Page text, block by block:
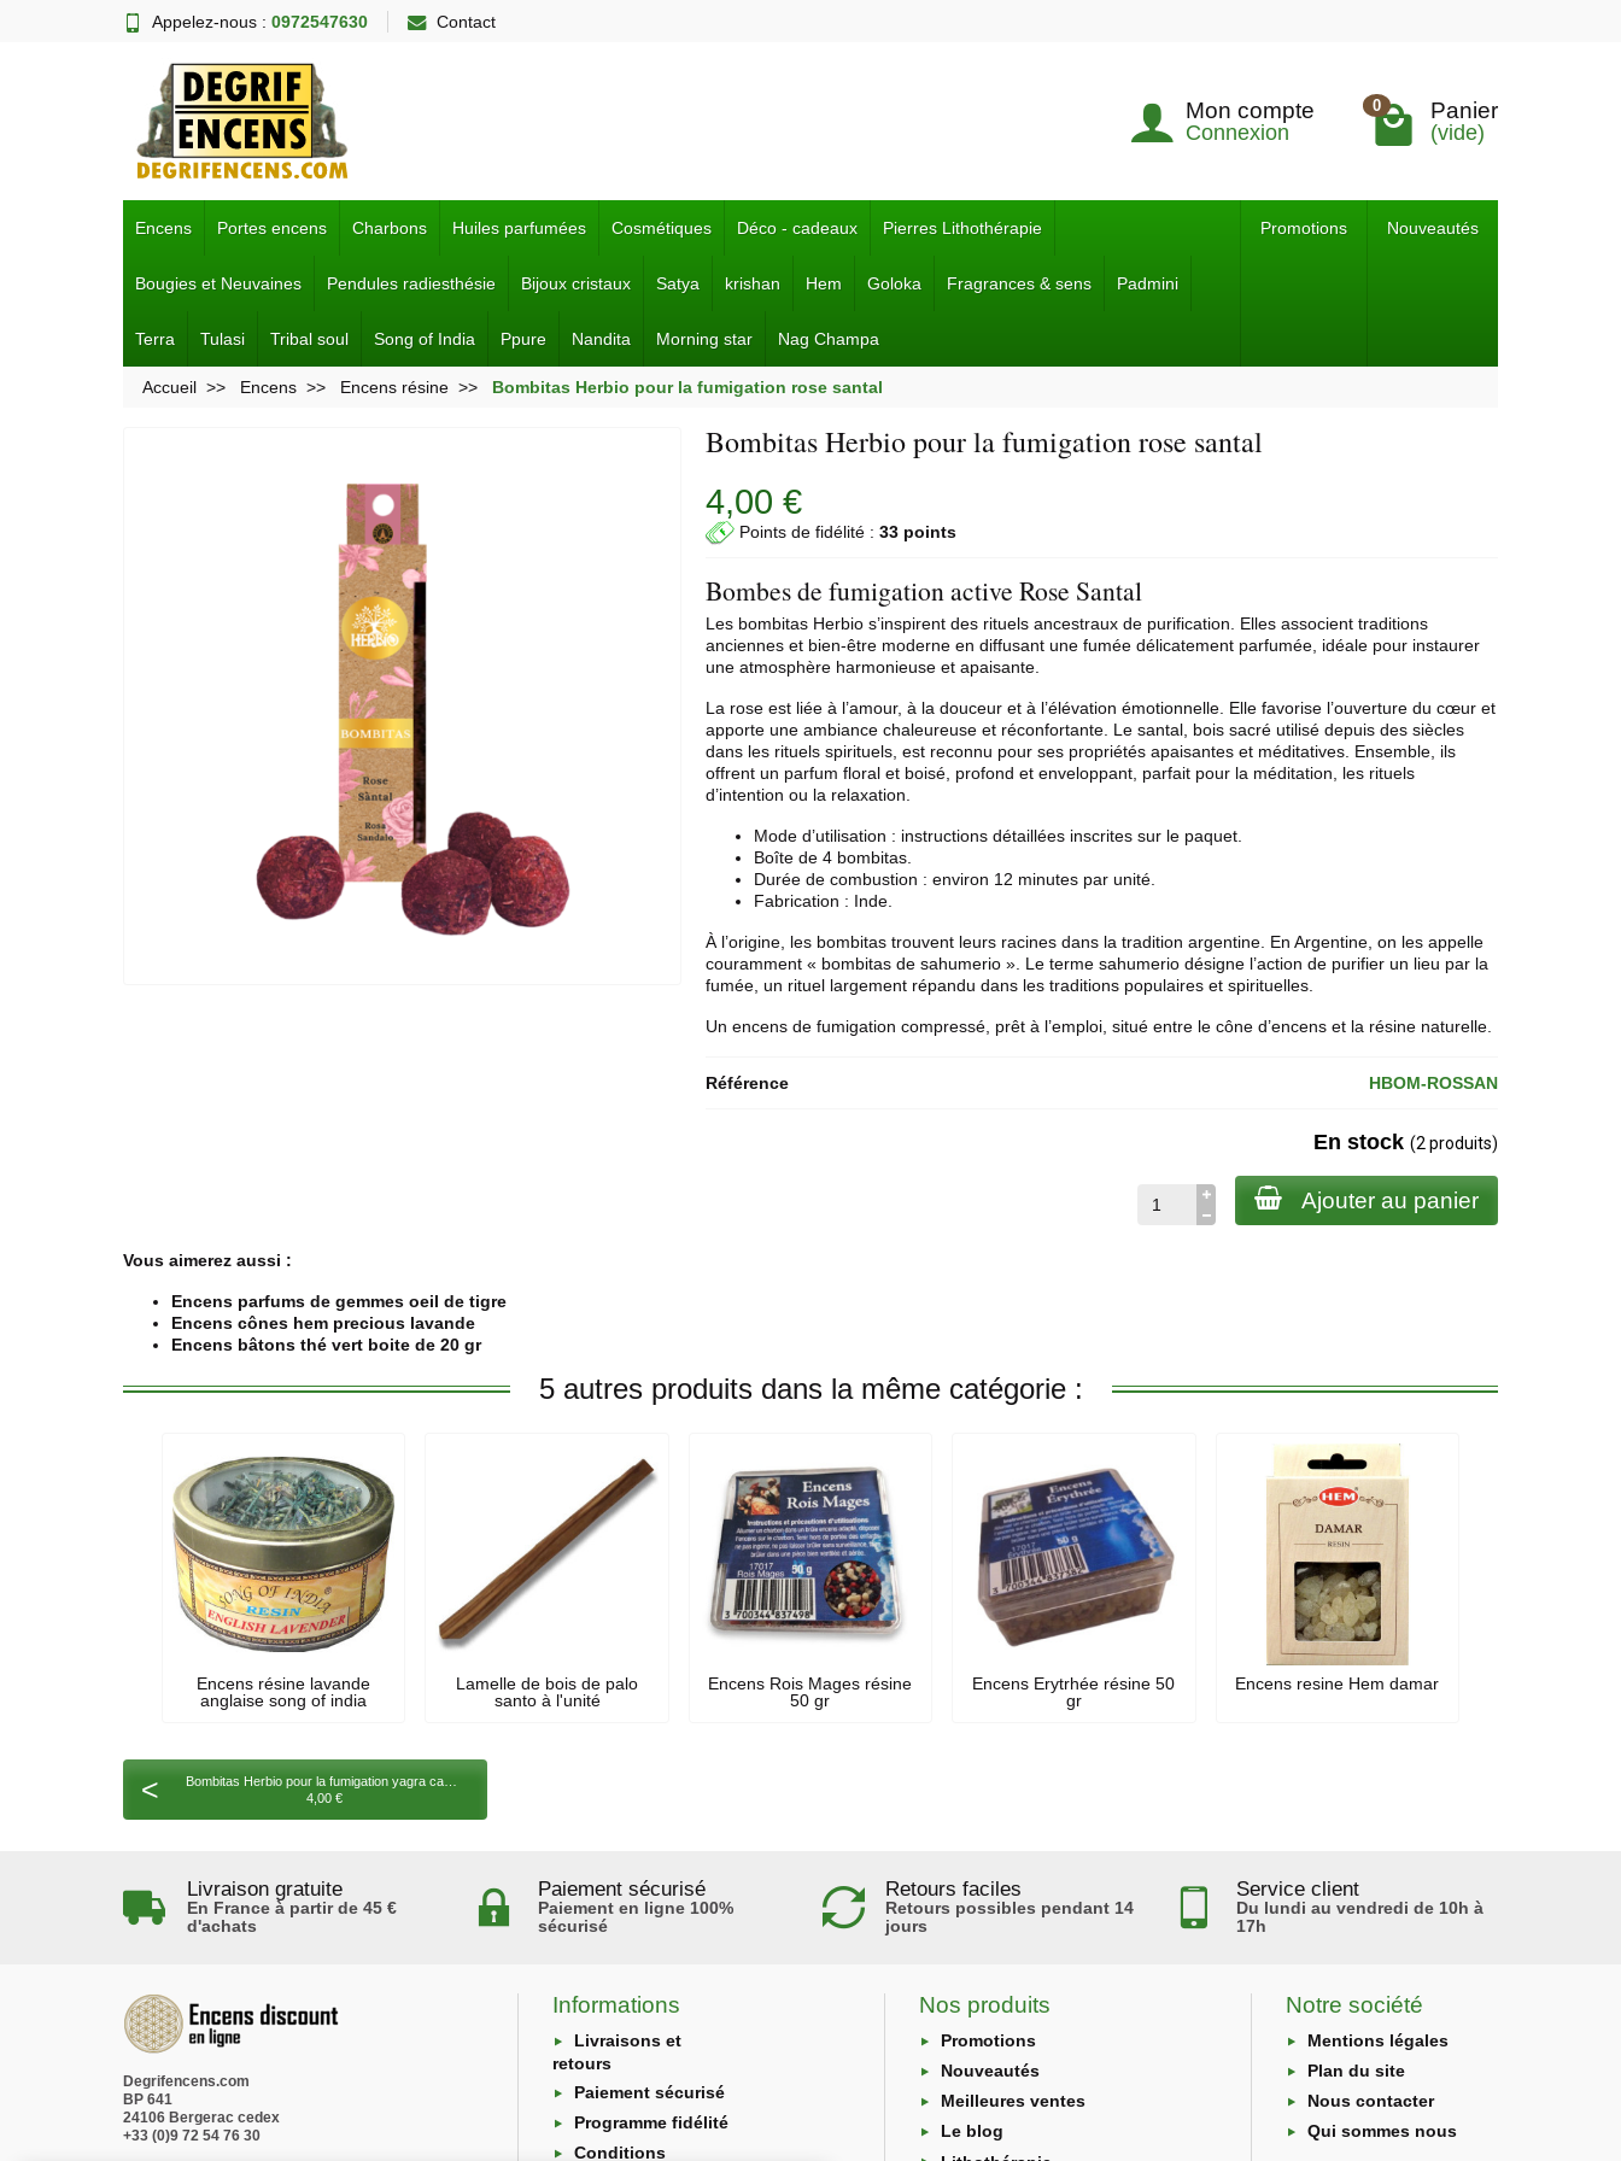
Appelez-nous : 0972547630 Contact
Mon compte
Connexion
0 Panier
(vide)
Encens Portes encens Charbons Huiles parfumées Cosmétiques Déco - cadeaux Pierres Lithothérapie
Bougies et Neuvaines Pendules radiesthésie Bijoux cristaux Satya krishan Hem Goloka Fragrances & sens Padmini
Terra Tulasi Tribal soul Song of India Ppure Nandita Morning star Nag Champa
Promotions Nouveautés
Accueil Encens Encens résine Bombitas Herbio pour la fumigation rose santal
Bombitas Herbio pour la fumigation rose santal
4,00 €
Points de fidélité :33 points
Bombes de fumigation active Rose Santal
Les bombitas Herbio s’inspirent des rituels ancestraux de purification. Elles associent traditions
anciennes et bien-être moderne en diffusant une fumée délicatement parfumée, idéale pour instaurer
une atmosphère harmonieuse et apaisante.
La rose est liée à l’amour, à la douceur et à l’élévation émotionnelle. Elle favorise l’ouverture du cœur et
apporte une ambiance chaleureuse et réconfortante. Le santal, bois sacré utilisé depuis des siècles
dans les rituels spirituels, est reconnu pour ses propriétés apaisantes et méditatives. Ensemble, ils
offrent un parfum floral et boisé, profond et enveloppant, parfait pour la méditation, les rituels
d’intention ou la relaxation.
Mode d’utilisation : instructions détaillées inscrites sur le paquet.
Boîte de 4 bombitas.
Durée de combustion : environ 12 minutes par unité.
Fabrication : Inde.
À l’origine, les bombitas trouvent leurs racines dans la tradition argentine. En Argentine, on les appelle
couramment « bombitas de sahumerio ». Le terme sahumerio désigne l’action de purifier un lieu par la
fumée, un rituel largement répandu dans les traditions populaires et spirituelles.
Un encens de fumigation compressé, prêt à l’emploi, situé entre le cône d’encens et la résine naturelle.
Référence HBOM-ROSSAN
En stock (2 produits)
Ajouter au panier
Vous aimerez aussi :
Encens parfums de gemmes oeil de tigre
Encens cônes hem precious lavande
Encens bâtons thé vert boite de 20 gr
5 autres produits dans la même catégorie :
Encens résine lavande
anglaise song of india
Lamelle de bois de palo
santo à l'unité
Encens Rois Mages résine
50 gr
Encens Erytrhée résine 50
gr
Encens resine Hem damar
<
Bombitas Herbio pour la fumigation yagra cannelle
4,00 €
Livraison gratuite
En France à partir de 45 €
d'achats
Paiement sécurisé
Paiement en ligne 100%
sécurisé
Retours faciles
Retours possibles pendant 14
jours
Service client
Du lundi au vendredi de 10h à
17h
Degrifencens.com
BP 641
24106 Bergerac cedex
+33 (0)9 72 54 76 30
Informations
Livraisons et
retours
Paiement sécurisé
Programme fidélité
Conditions
Nos produits
Promotions
Nouveautés
Meilleures ventes
Le blog
Notre société
Mentions légales
Plan du site
Nous contacter
Qui sommes nous